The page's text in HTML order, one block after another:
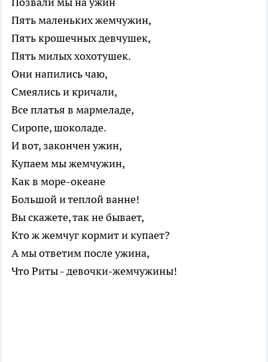
Пять маленьких жемчужин,
Пять крошечных девчушек,
Пять милых хохотушек.
Они напились чаю,
Смеялись и кричали,
Все платья в мармеладе,
Сиропе, шоколаде.
И вот, закончен ужин,
Купаем мы жемчужин,
Как в море-океане
Большой и теплой ванне!
Вы скажете, так не бывает,
Кто ж жемчуг кормит и купает?
А мы ответим после ужина,
Что Риты - девочки-жемчужины!